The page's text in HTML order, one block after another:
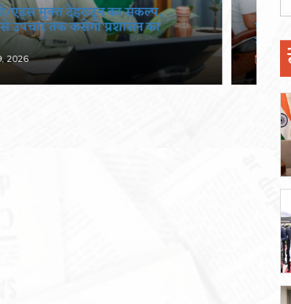
में स्वतंत्रता दिवस का हो भव्य आयोजनः
सचिव
July 29, 2026